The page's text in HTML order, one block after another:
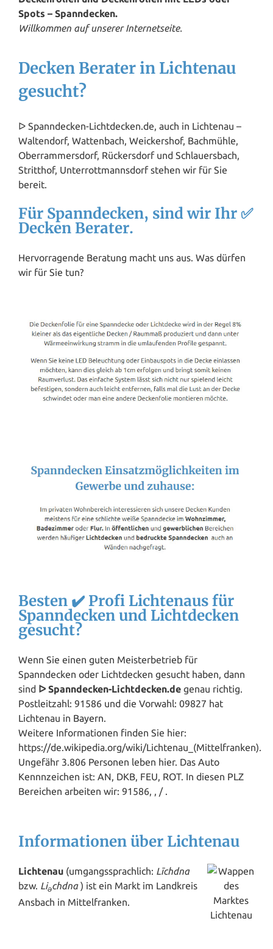
Spots – Spanndecken.
Willkommen auf unserer Internetseite.
Decken Berater in Lichtenau
gesucht?
ᐅ Spanndecken-Lichtdecken.de, auch in Lichtenau –
Waltendorf, Wattenbach, Weickershof, Bachmühle,
Oberrammersdorf, Rückersdorf und Schlauersbach,
Stritthof, Unterrottmannsdorf stehen wir für Sie
bereit.
Für Spanndecken, sind wir Ihr ✅
Decken Berater.
Hervorragende Beratung macht uns aus. Was dürfen
wir für Sie tun?
Besten ✔️ Profi Lichtenaus für
Spanndecken und Lichtdecken
gesucht?
Wenn Sie einen guten Meisterbetrieb für
Spanndecken oder Lichtdecken gesucht haben, dann
sind ᐅ Spanndecken-Lichtdecken.de genau richtig.
Postleitzahl: 91586 und die Vorwahl: 09827 hat
Lichtenau in Bayern.
Weitere Informationen finden Sie hier:
https://de.wikipedia.org/wiki/Lichtenau_(Mittelfranken).
Ungefähr 3.806 Personen leben hier. Das Auto
Kennnzeichen ist: AN, DKB, FEU, ROT. In diesen PLZ
Bereichen arbeiten wir: 91586, , / .
Informationen über Lichtenau
Lichtenau (umgangssprachlich: Līchdna
bzw. Liəchdna) ist ein Markt im Landkreis
Ansbach in Mittelfranken.